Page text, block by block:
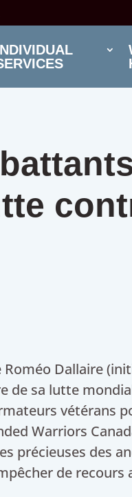
Dallaire
de sa lutte
vétérans
Warriors
précieuses des
de recours